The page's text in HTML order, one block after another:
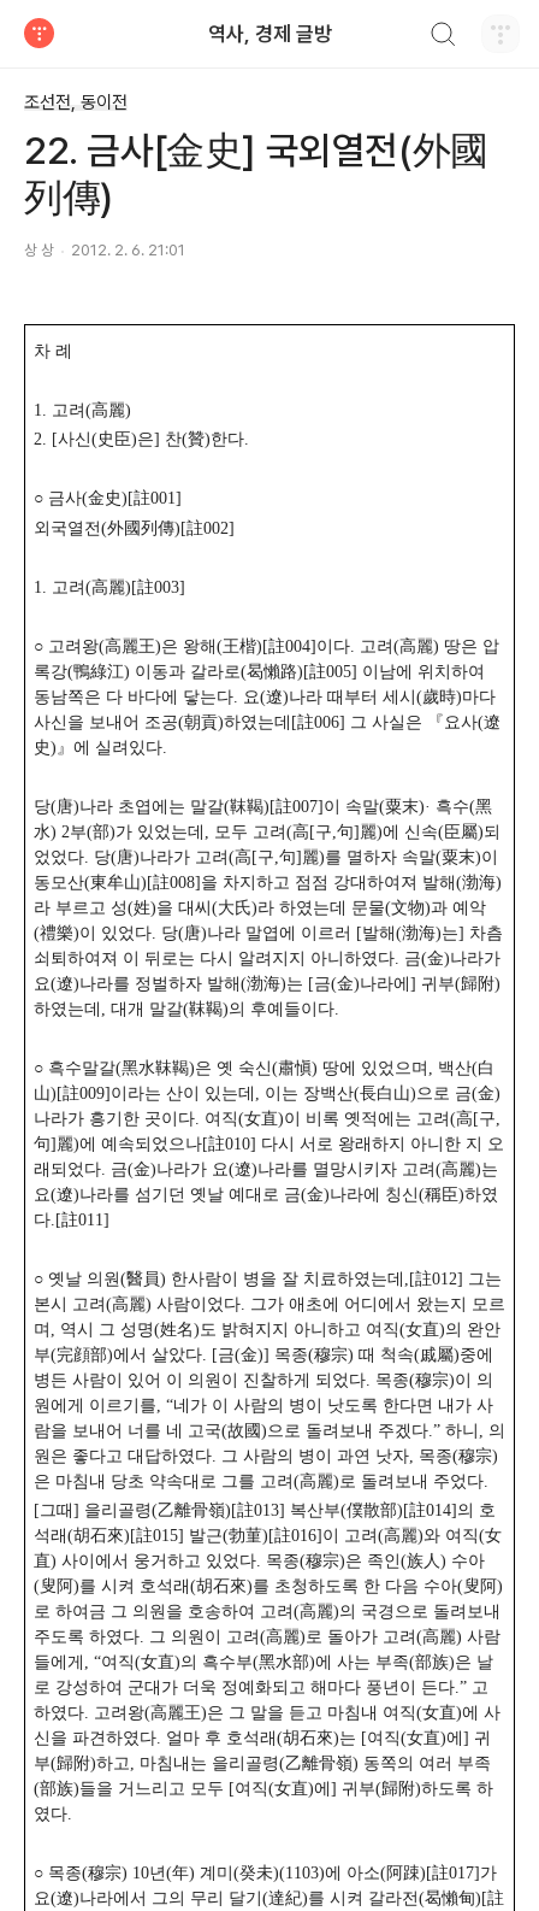
역사, 경제 글방
조선전, 동이전
22. 금사[金史] 국외열전(外國
列傳)
상 상 2012. 2. 6. 21:01
차 례
1. 고려(高麗)
2. [사신(史臣)은] 찬(贊)한다.
○ 금사(金史)[註001]
외국열전(外國列傳)[註002]
1. 고려(高麗)[註003]
○ 고려왕(高麗王)은 왕해(王楷)[註004]이다. 고려(高麗) 땅은 압
록강(鴨綠江) 이동과 갈라로(曷懶路)[註005] 이남에 위치하여
동남쪽은 다 바다에 닿는다. 요(遼)나라 때부터 세시(歲時)마다
사신을 보내어 조공(朝貢)하였는데[註006] 그 사실은 『요사(遼
史)』에 실려있다.
당(唐)나라 초엽에는 말갈(靺鞨)[註007]이 속말(粟末)· 흑수(黑
水) 2부(部)가 있었는데, 모두 고려(高[구,句]麗)에 신속(臣屬)되
었었다. 당(唐)나라가 고려(高[구,句]麗)를 멸하자 속말(粟末)이
동모산(東牟山)[註008]을 차지하고 점점 강대하여져 발해(渤海)
라 부르고 성(姓)을 대씨(大氏)라 하였는데 문물(文物)과 예악
(禮樂)이 있었다. 당(唐)나라 말엽에 이르러 [발해(渤海)는] 차츰
쇠퇴하여져 이 뒤로는 다시 알려지지 아니하였다. 금(金)나라가
요(遼)나라를 정벌하자 발해(渤海)는 [금(金)나라에] 귀부(歸附)
하였는데, 대개 말갈(靺鞨)의 후예들이다.
○ 흑수말갈(黑水靺鞨)은 옛 숙신(肅愼) 땅에 있었으며, 백산(白
山)[註009]이라는 산이 있는데, 이는 장백산(長白山)으로 금(金)
나라가 흥기한 곳이다. 여직(女直)이 비록 옛적에는 고려(高[구,
句]麗)에 예속되었으나[註010] 다시 서로 왕래하지 아니한 지 오
래되었다. 금(金)나라가 요(遼)나라를 멸망시키자 고려(高麗)는
요(遼)나라를 섬기던 옛날 예대로 금(金)나라에 칭신(稱臣)하였
다.[註011]
○ 옛날 의원(醫員) 한사람이 병을 잘 치료하였는데,[註012] 그는
본시 고려(高麗) 사람이었다. 그가 애초에 어디에서 왔는지 모르
며, 역시 그 성명(姓名)도 밝혀지지 아니하고 여직(女直)의 완안
부(完顔部)에서 살았다. [금(金)] 목종(穆宗) 때 척속(戚屬)중에
병든 사람이 있어 이 의원이 진찰하게 되었다. 목종(穆宗)이 의
원에게 이르기를, “네가 이 사람의 병이 낫도록 한다면 내가 사
람을 보내어 너를 네 고국(故國)으로 돌려보내 주겠다.” 하니, 의
원은 좋다고 대답하였다. 그 사람의 병이 과연 낫자, 목종(穆宗)
은 마침내 당초 약속대로 그를 고려(高麗)로 돌려보내 주었다.
[그때] 을리골령(乙離骨嶺)[註013] 복산부(僕散部)[註014]의 호
석래(胡石來)[註015] 발근(勃菫)[註016]이 고려(高麗)와 여직(女
直) 사이에서 웅거하고 있었다. 목종(穆宗)은 족인(族人) 수아
(叟阿)를 시켜 호석래(胡石來)를 초청하도록 한 다음 수아(叟阿)
로 하여금 그 의원을 호송하여 고려(高麗)의 국경으로 돌려보내
주도록 하였다. 그 의원이 고려(高麗)로 돌아가 고려(高麗) 사람
들에게, “여직(女直)의 흑수부(黑水部)에 사는 부족(部族)은 날
로 강성하여 군대가 더욱 정예화되고 해마다 풍년이 든다.” 고
하였다. 고려왕(高麗王)은 그 말을 듣고 마침내 여직(女直)에 사
신을 파견하였다. 얼마 후 호석래(胡石來)는 [여직(女直)에] 귀
부(歸附)하고, 마침내는 을리골령(乙離骨嶺) 동쪽의 여러 부족
(部族)들을 거느리고 모두 [여직(女直)에] 귀부(歸附)하도록 하
였다.
○ 목종(穆宗) 10년(年) 계미(癸未)(1103)에 아소(阿踈)[註017]가
요(遼)나라에서 그의 무리 달기(達紀)를 시켜 갈라전(曷懶甸)[註